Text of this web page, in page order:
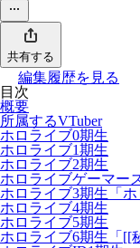
共有する
編集履歴を見る
目次
概要
所属するVTuber
ホロライブ0期生
ホロライブ1期生
ホロライブ2期生
ホロライブゲーマー
ホロライブ3期生「
ホロライブ4期生
ホロライブ5期生
ホロライブ6期生「[[